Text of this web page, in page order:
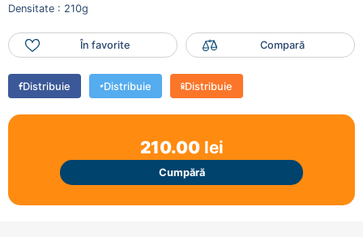
Densitate : 210g
În favorite Compară
Distribuie Distribuie Distribuie
210.00lei
Cumpără